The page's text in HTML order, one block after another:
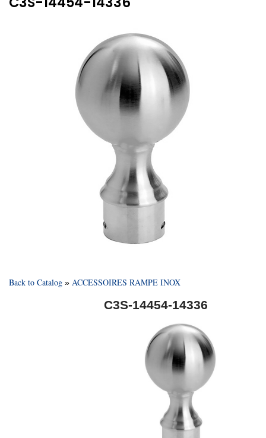
Back to Catalog ACCESSOIRES RAMPE INOX
C3S-14454-14336